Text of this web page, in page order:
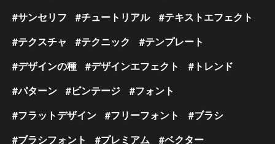
サンセリフ
チュートリアル
テキストエフェクト
テクスチャ
テクニック
テンプレート
デザインの種
デザインエフェクト
トレンド
パターン
ビンテージ
フォント
フラットデザイン
フリーフォント
ブラシ
ブラシフォント
プレミアム
ベクター